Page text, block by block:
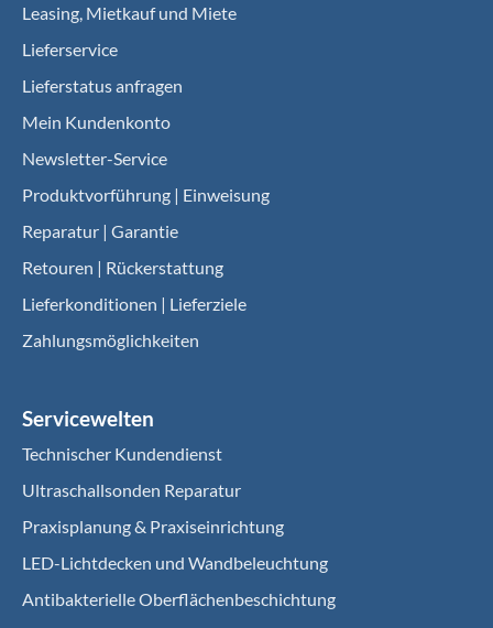
Leasing, Mietkauf und Miete
Lieferservice
Lieferstatus anfragen
Mein Kundenkonto
Newsletter-Service
Produktvorführung | Einweisung
Reparatur | Garantie
Retouren | Rückerstattung
Lieferkonditionen | Lieferziele
Zahlungsmöglichkeiten
Servicewelten
Technischer Kundendienst
Ultraschallsonden Reparatur
Praxisplanung & Praxiseinrichtung
LED-Lichtdecken und Wandbeleuchtung
Antibakterielle Oberflächenbeschichtung